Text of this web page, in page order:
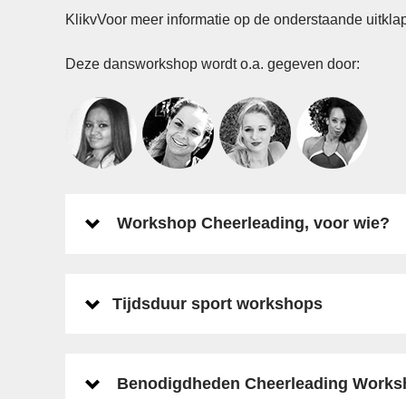
KlikvVoor meer informatie op de onderstaande
Deze dansworkshop wordt o.a. gegeven door:
Workshop Cheerleading, voor wie?
Tijdsduur sport workshops
Benodigdheden Cheerleading